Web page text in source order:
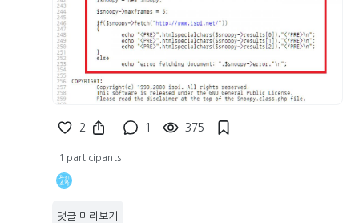
2 1 375
1 participants
댓글 미리보기